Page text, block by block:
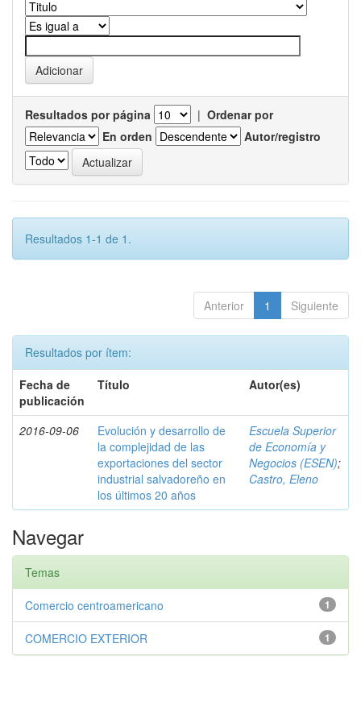
Resultados por página | Ordenar por
En orden
Autor/registro
Resultados 1-1 de 1.
Anterior 1 Siguiente
Resultados por ítem:
Fecha de
publicación
Título Autor(es)
2016-09-06
Evolución y desarrollo de
la complejidad de las
exportaciones del sector
industrial salvadoreño en
los últimos 20 años
Escuela Superior
de Economía y
Negocios (ESEN);
Castro, Eleno
Navegar
Temas
1
Comercio centroamericano
1
COMERCIO EXTERIOR